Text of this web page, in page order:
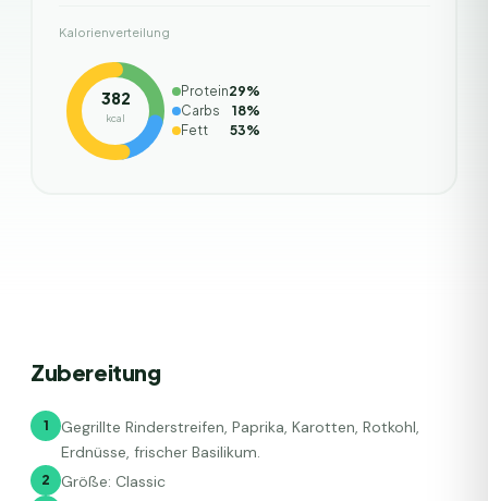
Kalorienverteilung
382
kcal
Protein29%
Carbs
18%
Fett
53%
Zubereitung
1
Gegrillte Rinderstreifen, Paprika, Karotten, Rotkohl,
Erdnüsse, frischer Basilikum.
2 Größe: Classic